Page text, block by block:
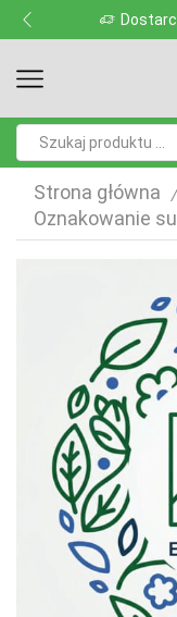
Strona główna
Oznakowanie